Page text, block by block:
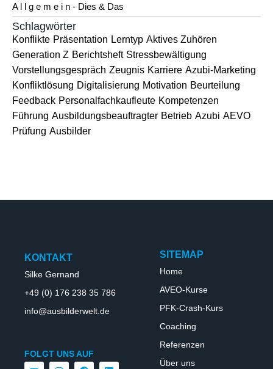
A l l g e m e i n - Dies & Das
Schlagwörter
Konflikte Präsentation Lerntyp Aktives Zuhören
Generation Z Berichtsheft Stressbewältigung
Vorstellungsgespräch Zeugnis Karriere Azubi-Marketing
Konfliktlösung Digitalisierung Motivation Beurteilung
Feedback Personalfachkaufleute Kompetenzen
Führung Ausbildungsbeauftragter Betrieb Azubi AEVO
Prüfung Ausbilder
KONTAKT
Silke Gernand
+49 (0) 176 238 35 786
info@ausbilderwelt.de
FOLGT UNS AUF
SITEMAP
Home
AVEO-Kurse
PFK-Crash-Kurs
Coaching
Referenzen
Über uns